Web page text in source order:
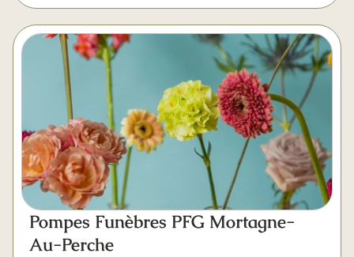
Pompes Funèbres PFG Mortagne-
Au-Perche